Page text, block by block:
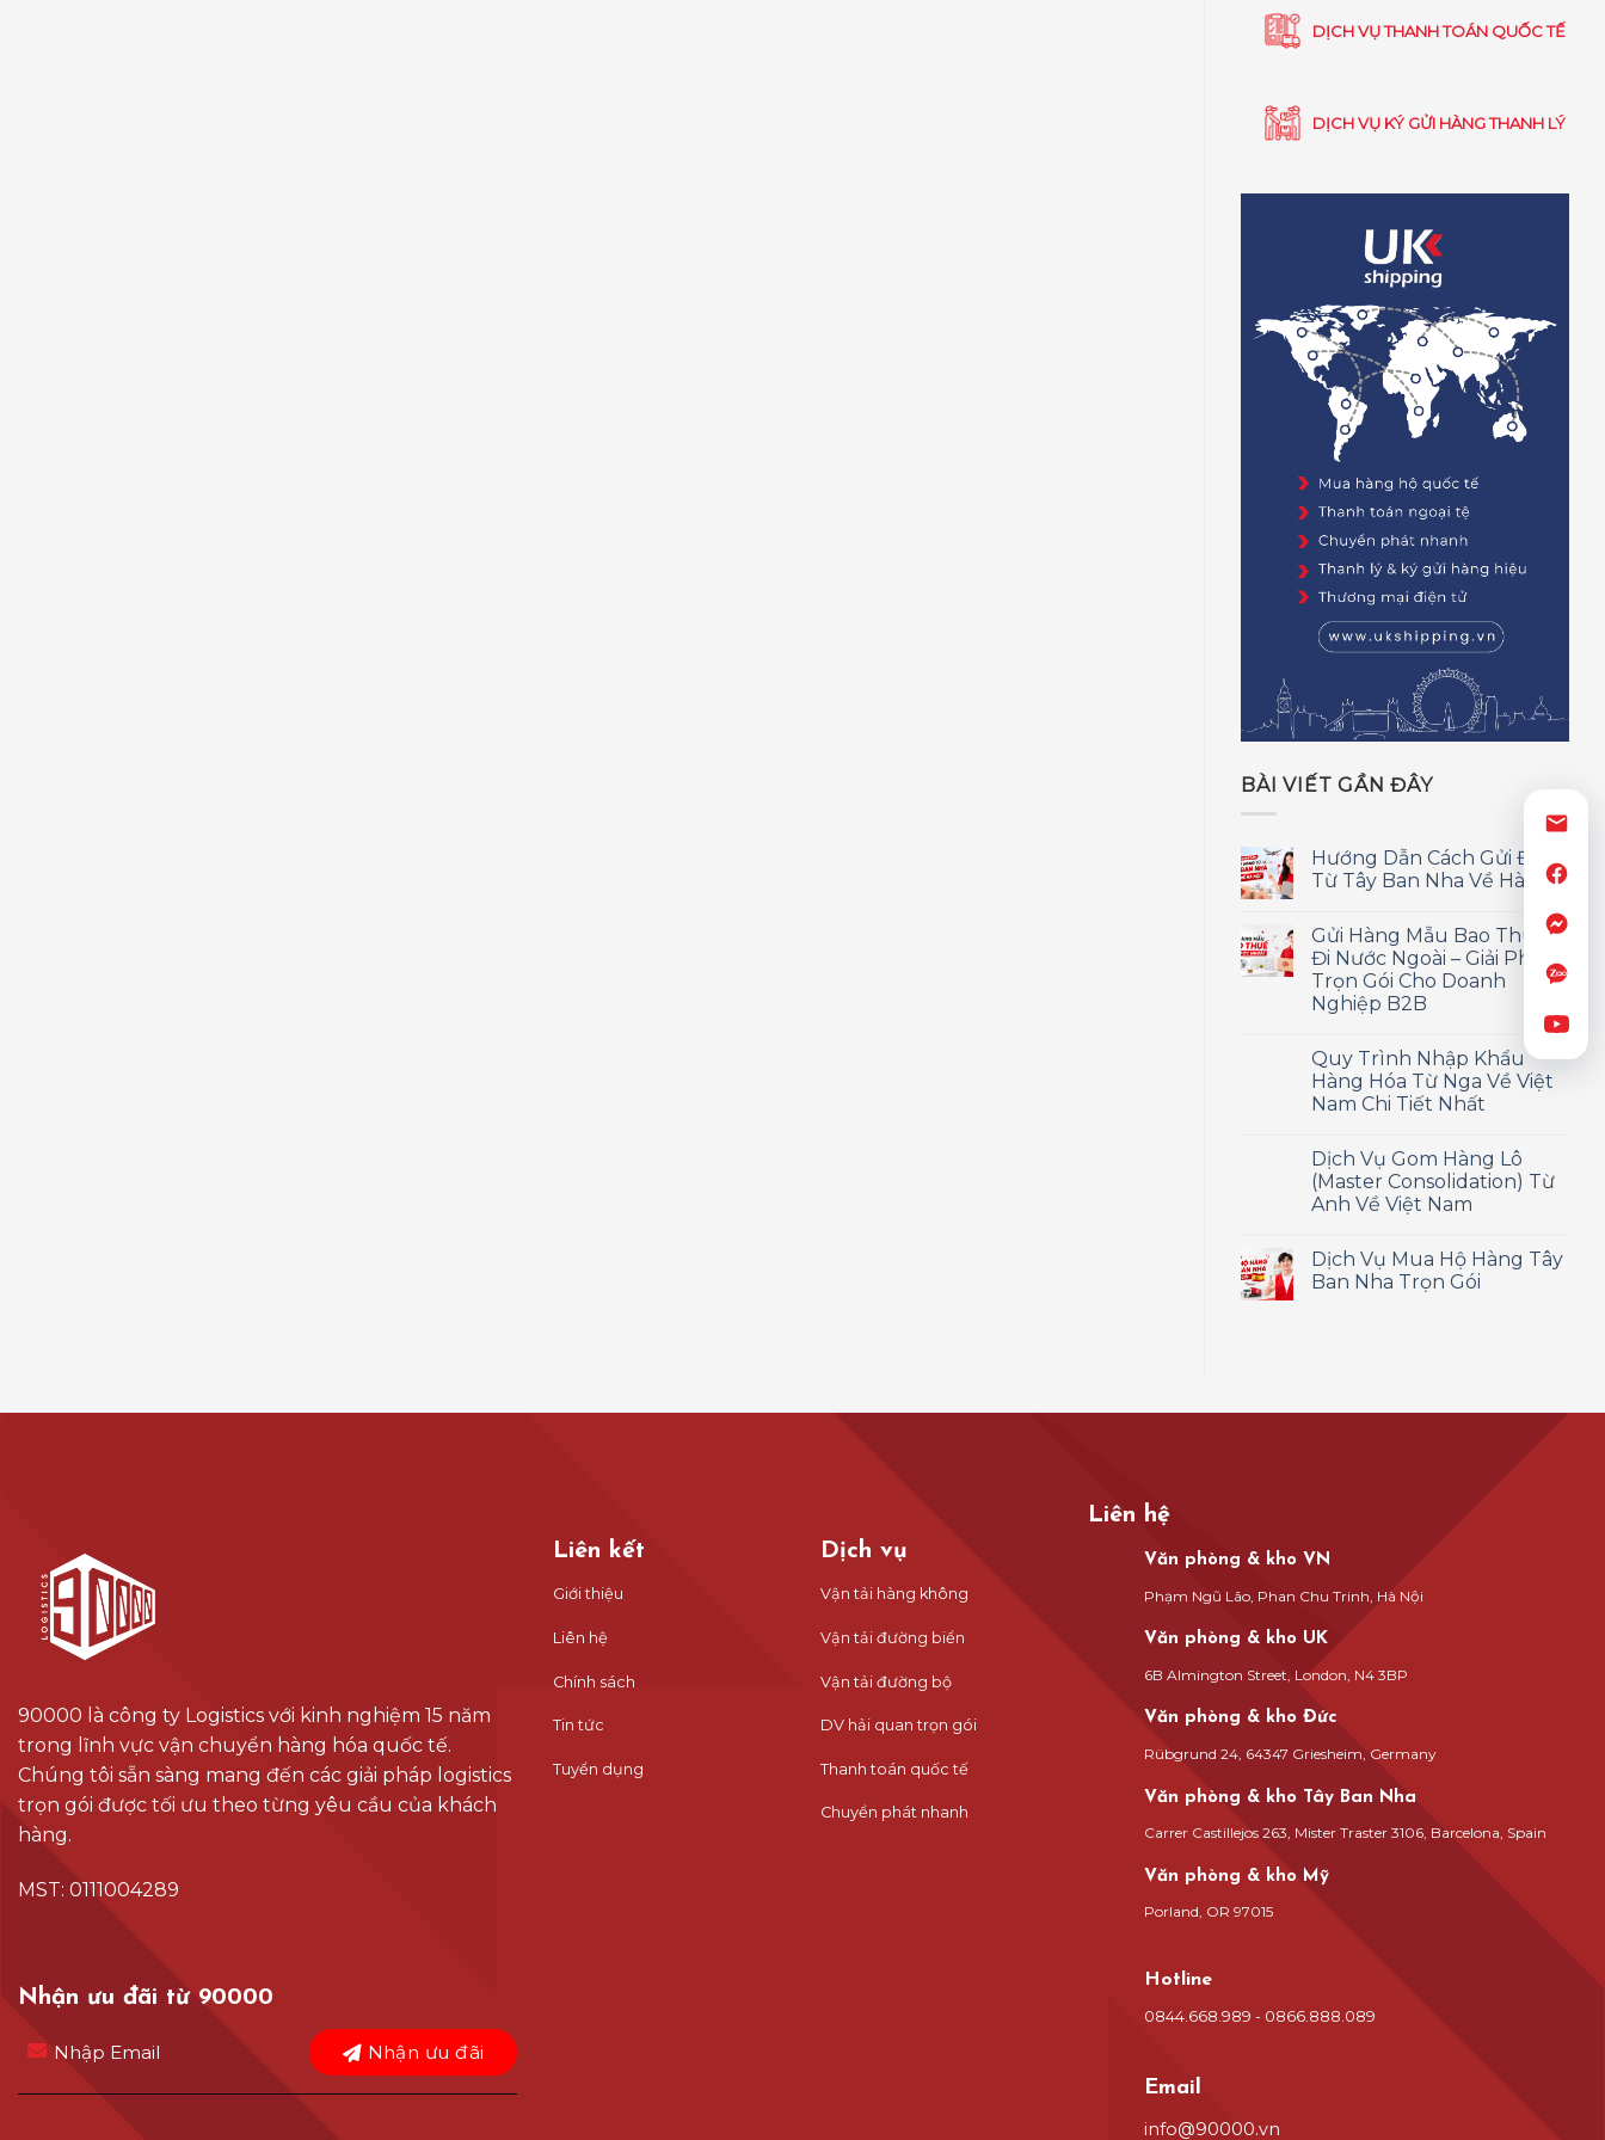
DỊCH VỤ THANH TOÁN QUỐC TẾ
DỊCH VỤ KÝ GỬI HÀNG THANH LÝ
BÀI VIẾT GẦN ĐÂY
Hướng Dẫn Cách Gửi Đồ
Từ Tây Ban Nha Về Hà Nội
Gửi Hàng Mẫu Bao Thuế
Đi Nước Ngoài – Giải Pháp
Trọn Gói Cho Doanh
Nghiệp B2B
Quy Trình Nhập Khẩu
Hàng Hóa Từ Nga Về Việt
Nam Chi Tiết Nhất
Dịch Vụ Gom Hàng Lô
(Master Consolidation) Từ
Anh Về Việt Nam
Dịch Vụ Mua Hộ Hàng Tây
Ban Nha Trọn Gói
90000 là công ty Logistics với kinh nghiệm 15 năm
trong lĩnh vực vận chuyển hàng hóa quốc tế.
Chúng tôi sẵn sàng mang đến các giải pháp logistics
trọn gói được tối ưu theo từng yêu cầu của khách
hàng.
MST: 0111004289
Nhận ưu đãi từ 90000
Nhận ưu đãi
Liên kết
Giới thiệu
Liên hệ
Chính sách
Tin tức
Tuyển dụng
Dịch vụ
Vận tải hàng không
Vận tải đường biển
Vận tải đường bộ
DV hải quan trọn gói
Thanh toán quốc tế
Chuyển phát nhanh
Liên hệ
Văn phòng & kho VN
Phạm Ngũ Lão, Phan Chu Trinh, Hà Nội
Văn phòng & kho UK
6B Almington Street, London, N4 3BP
Văn phòng & kho Đức
Rübgrund 24, 64347 Griesheim, Germany
Văn phòng & kho Tây Ban Nha
Carrer Castillejos 263, Mister Traster 3106, Barcelona, Spain
Văn phòng & kho Mỹ
Porland, OR 97015
Hotline
0844.668.989 - 0866.888.089
Email
info@90000.vn